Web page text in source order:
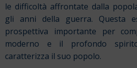
le difficoltà affrontate dalla
gli anni della guerra. Questa
prospettiva importante per
moderno e il profondo
caratterizza il suo popolo.